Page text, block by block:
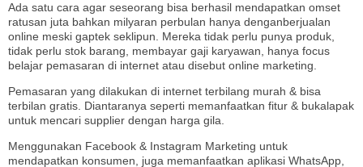
Ada satu cara agar seseorang bisa berhasil mendapatkan omset
ratusan juta bahkan milyaran perbulan hanya denganberjualan
online meski gaptek seklipun. Mereka tidak perlu punya produk,
tidak perlu stok barang, membayar gaji karyawan, hanya focus
belajar pemasaran di internet atau disebut online marketing.
Pemasaran yang dilakukan di internet terbilang murah & bisa
terbilan gratis. Diantaranya seperti memanfaatkan fitur & bukalapak
untuk mencari supplier dengan harga gila.
Menggunakan Facebook & Instagram Marketing untuk
mendapatkan konsumen, juga memanfaatkan aplikasi WhatsApp,